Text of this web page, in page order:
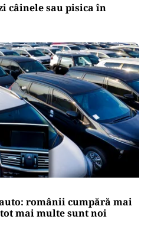
câinele sau pisica în
românii cumpără mai
mai multe sunt noi